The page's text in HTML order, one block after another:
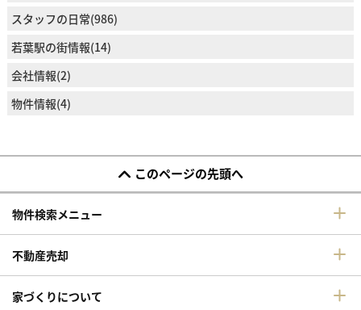
スタッフの日常(986)
若葉駅の街情報(14)
会社情報(2)
物件情報(4)
このページの先頭へ
物件検索メニュー
不動産売却
家づくりについて